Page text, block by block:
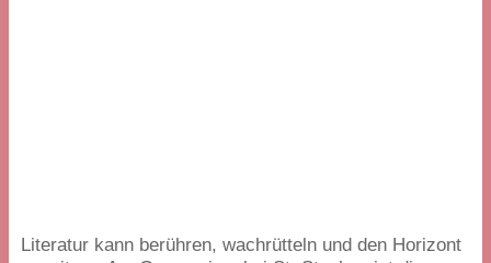
Literatur kann berühren, wachrütteln und den Horizont